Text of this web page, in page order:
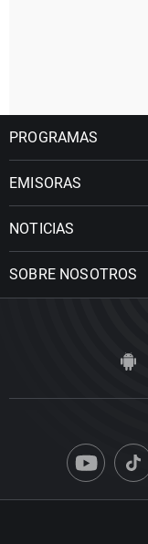
PROGRAMAS
EMISORAS
NOTICIAS
SOBRE NOSOTROS